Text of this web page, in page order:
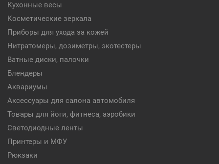
Кухонные весы
Косметические зеркала
Приборы для ухода за кожей
Нитратомеры, дозиметры, экотестеры
Ватные диски, палочки
Блендеры
Аквариумы
Аксессуары для салона автомобиля
Товары для йоги, фитнеса, аэробики
Светодиодные ленты
Принтеры и МФУ
Рюкзаки